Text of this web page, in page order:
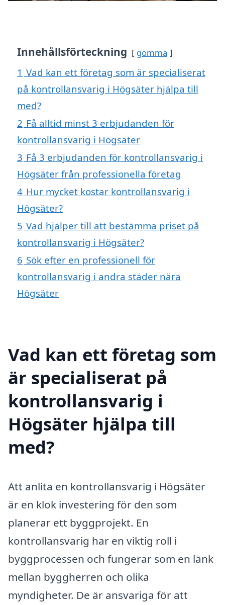
Innehållsförteckning gömma
1 Vad kan ett företag som är specialiserat
på kontrollansvarig i Högsäter hjälpa till
med?
2 Få alltid minst 3 erbjudanden för
kontrollansvarig i Högsäter
3 Få 3 erbjudanden för kontrollansvarig i
Högsäter från professionella företag
4 Hur mycket kostar kontrollansvarig i
Högsäter?
5 Vad hjälper till att bestämma priset på
kontrollansvarig i Högsäter?
6 Sök efter en professionell för
kontrollansvarig i andra städer nära
Högsäter
Vad kan ett företag som
är specialiserat på
kontrollansvarig i
Högsäter hjälpa till
med?
Att anlita en kontrollansvarig i Högsäter
är en klok investering för den som
planerar ett byggprojekt. En
kontrollansvarig har en viktig roll i
byggprocessen och fungerar som en länk
mellan byggherren och olika
myndigheter. De är ansvariga för att